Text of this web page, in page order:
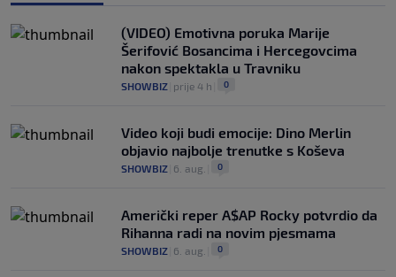
(VIDEO) Emotivna poruka Marije
Šerifović Bosancima i Hercegovcima
nakon spektakla u Travniku
SHOWBIZ prije 4 h 0
Video koji budi emocije: Dino Merlin
objavio najbolje trenutke s Koševa
SHOWBIZ 6. aug. 0
Američki reper A$AP Rocky potvrdio da
Rihanna radi na novim pjesmama
SHOWBIZ 6. aug. 0